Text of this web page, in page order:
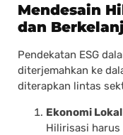
Mendesain
dan
Pendekatan ESG
diterjemahkan ke
diterapkan lintas
Ekonomi
Hilirisasi harus